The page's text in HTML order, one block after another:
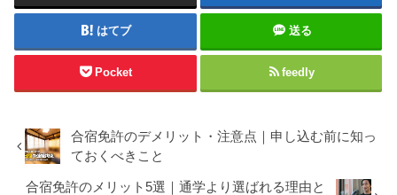
はてブ 送る
Pocket feedly
合宿免許のデメリット・注意点｜申し込む前に知っ
ておくべきこと
合宿免許のメリット5選｜通学より選ばれる理由と